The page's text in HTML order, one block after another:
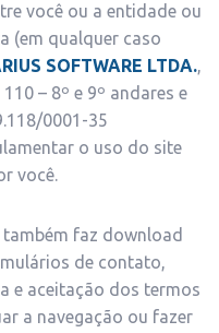
você ou a entidade ou
(em qualquer caso
SOFTWARE LTDA.,
– 8º e 9º andares e
0001-35
o uso do site
você.
também faz download
de contato,
e aceitação dos termos
a navegação ou fazer